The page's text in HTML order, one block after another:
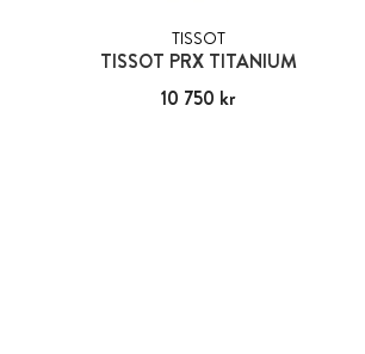
TISSOT
TISSOT PRX TITANIUM
Pris: 10 750 kr
10 750 kr